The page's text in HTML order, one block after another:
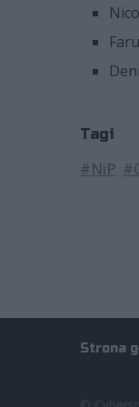
Tagi
#NiP
Strona